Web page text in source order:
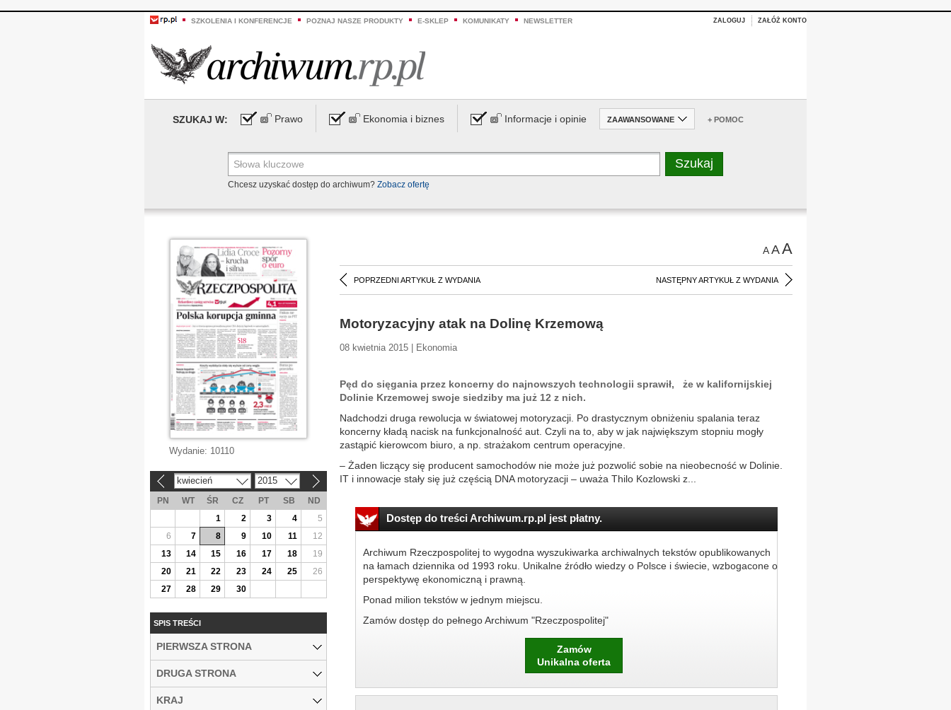
SZKOLENIA I KONFERENCJE POZNAJ NASZE PRODUKTY E-SKLEP KOMUNIKATY NEWSLETTER ZALOGUJ ZAŁÓŻ KONTO
SZUKAJ W: Prawo Ekonomia i biznes Informacje i opinie ZAAWANSOWANE + POMOC
Chcesz uzyskać dostęp do archiwum? Zobacz ofertę
AAA
POPRZEDNI ARTYKUŁ Z WYDANIA NASTĘPNY ARTYKUŁ Z WYDANIA
Motoryzacyjny atak na Dolinę Krzemową
08 kwietnia 2015 | Ekonomia
Pęd do sięgania przez koncerny do najnowszych technologii sprawił, że w kalifornijskiej
Dolinie Krzemowej swoje siedziby ma już 12 z nich.
Nadchodzi druga rewolucja w światowej motoryzacji. Po drastycznym obniżeniu spalania teraz
koncerny kładą nacisk na funkcjonalność aut. Czyli na to, aby w jak największym stopniu mogły
zastąpić kierowcom biuro, a np. strażakom centrum operacyjne.
– Żaden liczący się producent samochodów nie może już pozwolić sobie na nieobecność w Dolinie.
IT i innowacje stały się już częścią DNA motoryzacji – uważa Thilo Kozlowski z...
Dostęp do treści Archiwum.rp.pl jest płatny.
Archiwum Rzeczpospolitej to wygodna wyszukiwarka archiwalnych tekstów opublikowanych
na łamach dziennika od 1993 roku. Unikalne źródło wiedzy o Polsce i świecie, wzbogacone o
perspektywę ekonomiczną i prawną.
Ponad milion tekstów w jednym miejscu.
Zamów dostęp do pełnego Archiwum "Rzeczpospolitej"
Zamów
Unikalna oferta
Wydanie: 10110
kwiecień 2015
PN WT ŚR CZ PT SB
ND
1
2 3 4
5
6
7 8 9 10 11
12
13
14 15 16 17 18
19
20
21 22 23 24 25
26
27
28 29 30
SPIS TREŚCI
PIERWSZA STRONA
DRUGA STRONA
KRAJ